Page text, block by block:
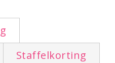
Staffelkorting